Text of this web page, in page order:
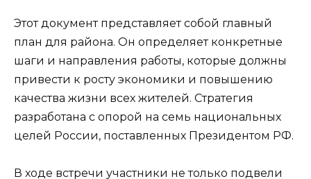
Этот документ представляет собой главный
план для района. Он определяет конкретные
шаги и направления работы, которые должны
привести к росту экономики и повышению
качества жизни всех жителей. Стратегия
разработана с опорой на семь национальных
целей России, поставленных Президентом РФ.
В ходе встречи участники не только подвели